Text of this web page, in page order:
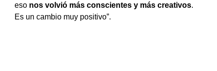
eso nos volvió más conscientes y más creativos.
Es un cambio muy positivo”.